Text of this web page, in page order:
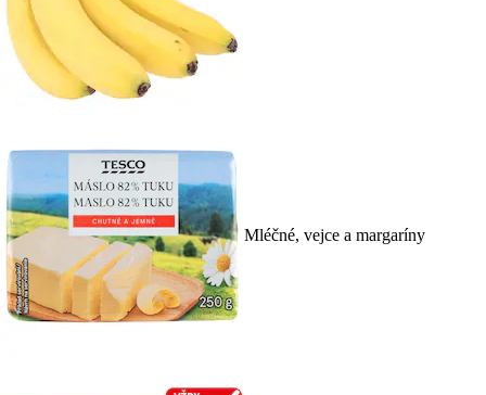
Mléčné, vejce a margaríny